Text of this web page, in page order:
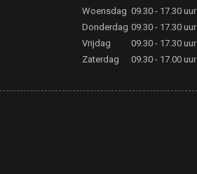
Woensdag 09.30 - 17.30 uur
Donderdag 09.30 - 17.30 uur
Vrijdag
09.30 - 17.30 uur
Zaterdag
09.30 - 17.00 uur